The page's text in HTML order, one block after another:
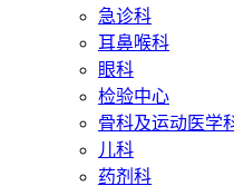
急诊科
耳鼻喉科
眼科
检验中心
骨科及运动医学
儿科
药剂科